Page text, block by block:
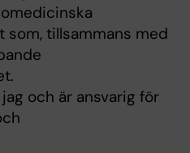
som, tillsammans med
och är ansvarig för